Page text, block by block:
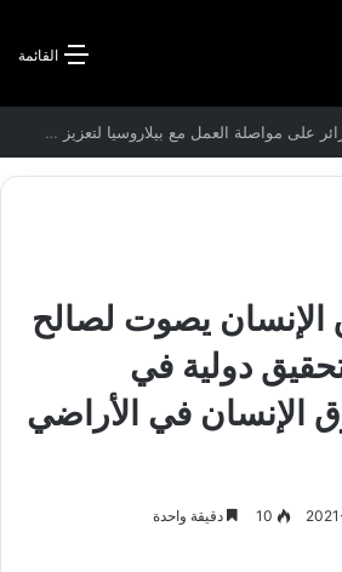
القائمة
سعيود يشدد على إلزامية استكمال جميع عمليات تعويض متضرري حرائق الغابات قبل نهاية شهر أوت
يصوت لصالح
دولية في
الإنسان في الأراضي
10 دقيقة واحدة